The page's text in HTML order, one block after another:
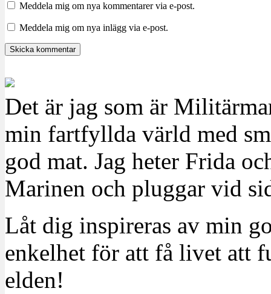
Meddela mig om nya kommentarer via e-post.
Meddela mig om nya inlägg via e-post.
Det är jag som är
min fartfyllda värld med
god mat. Jag heter Frida
Marinen och pluggar vid
Låt dig inspireras av min
enkelhet för att få livet att
elden!